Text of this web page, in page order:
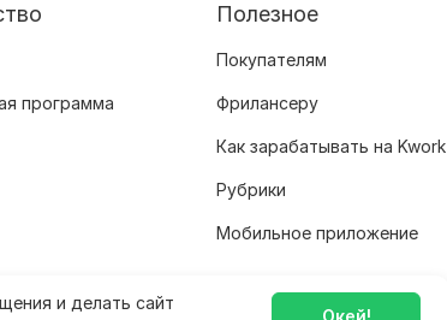
и делать сайт
Окей!
программа
Полезное
Покупателям
Фрилансеру
Как зарабатывать на Kwork
Рубрики
Мобильное приложение